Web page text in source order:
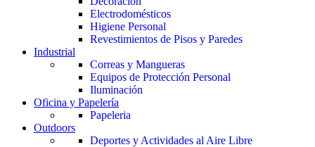
Electrodomésticos
Higiene Personal
Revestimientos de Pisos y Paredes
Industrial
Correas y Mangueras
Equipos de Protección Personal
Iluminación
Oficina y Papelería
Papeleria
Outdoors
Deportes y Actividades al Aire Libre